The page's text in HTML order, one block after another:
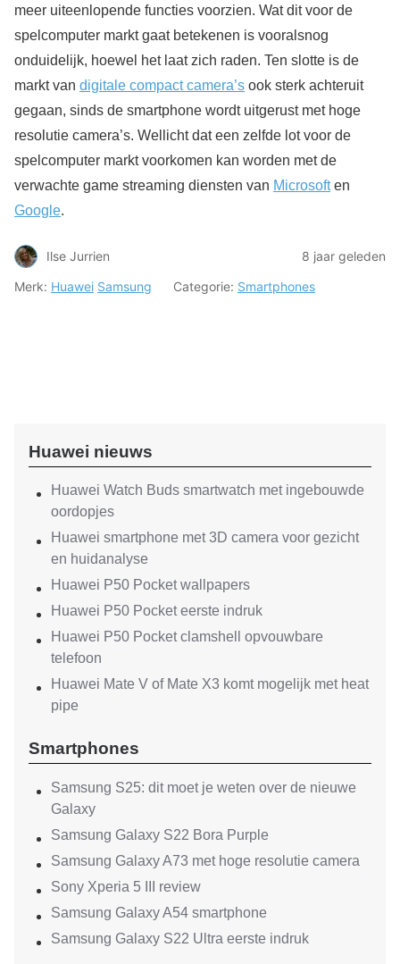
meer uiteenlopende functies voorzien. Wat dit voor de
spelcomputer markt gaat betekenen is vooralsnog
onduidelijk, hoewel het laat zich raden. Ten slotte is de
markt van digitale compact camera’s ook sterk achteruit
gegaan, sinds de smartphone wordt uitgerust met hoge
resolutie camera’s. Wellicht dat een zelfde lot voor de
spelcomputer markt voorkomen kan worden met de
verwachte game streaming diensten van Microsoften
Google.
Ilse Jurrien
8 jaar geleden
Merk: Huawei Samsung Categorie: Smartphones
Huawei nieuws
Huawei Watch Buds smartwatch met ingebouwde
oordopjes
Huawei smartphone met 3D camera voor gezicht
en huidanalyse
Huawei P50 Pocket wallpapers
Huawei P50 Pocket eerste indruk
Huawei P50 Pocket clamshell opvouwbare
telefoon
Huawei Mate V of Mate X3 komt mogelijk met heat
pipe
Smartphones
Samsung S25: dit moet je weten over de nieuwe
Galaxy
Samsung Galaxy S22 Bora Purple
Samsung Galaxy A73 met hoge resolutie camera
Sony Xperia 5 III review
Samsung Galaxy A54 smartphone
Samsung Galaxy S22 Ultra eerste indruk